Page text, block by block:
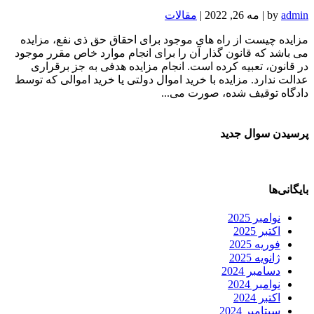
by admin
| مه 26, 2022 | مقالات
مزایده چیست از راه های موجود برای احقاق حق ذی نفع، مزایده
می باشد که قانون گذار آن را برای انجام موارد خاص مقرر موجود
در قانون، تعبیه کرده است. انجام مزایده هدفی به جز برقراری
عدالت ندارد. مزایده با خرید اموال دولتی یا خرید اموالی که توسط
دادگاه توقیف شده، صورت می...
پرسیدن سوال جدید
بایگانی‌ها
نوامبر 2025
اکتبر 2025
فوریه 2025
ژانویه 2025
دسامبر 2024
نوامبر 2024
اکتبر 2024
سپتامبر 2024